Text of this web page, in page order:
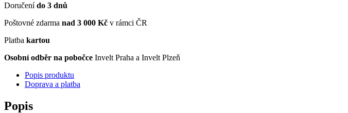
Doručenído 3 dnů
Poštovné zdarma nad 3 000 Kč v rámci ČR
Platba kartou
Osobní odběr na pobočce Invelt Praha a Invelt Plzeň
Popis produktu
Doprava a platba
Popis